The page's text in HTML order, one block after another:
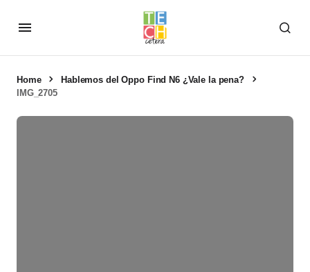
Home
Hablemos del Oppo Find N6 ¿Vale la pena?
IMG_2705